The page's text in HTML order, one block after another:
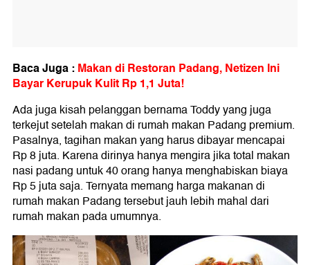
Baca Juga :Makan di Restoran Padang, Netizen Ini
Bayar Kerupuk Kulit Rp 1,1 Juta!
Ada juga kisah pelanggan bernama Toddy yang juga
terkejut setelah makan di rumah makan Padang premium.
Pasalnya, tagihan makan yang harus dibayar mencapai
Rp 8 juta. Karena dirinya hanya mengira jika total makan
nasi padang untuk 40 orang hanya menghabiskan biaya
Rp 5 juta saja. Ternyata memang harga makanan di
rumah makan Padang tersebut jauh lebih mahal dari
rumah makan pada umumnya.